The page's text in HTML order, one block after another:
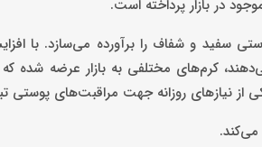
سفید و شفاف را برآورده می‌سازد. با
کرم‌های مختلفی به بازار عرضه شده‌ که
از نیازهای روزانه جهت مراقبت‌های پوستی